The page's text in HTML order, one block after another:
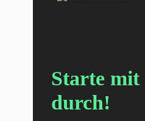
Starte mit
durch!